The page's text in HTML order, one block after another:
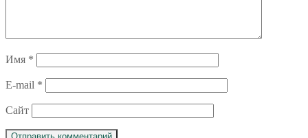
Имя *
E-mail *
Сайт